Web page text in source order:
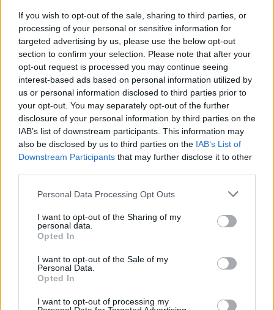
If you wish to opt-out of the sale, sharing to third parties, or
processing of your personal or sensitive information for
targeted advertising by us, please use the below opt-out
section to confirm your selection. Please note that after your
opt-out request is processed you may continue seeing
interest-based ads based on personal information utilized by
us or personal information disclosed to third parties prior to
your opt-out. You may separately opt-out of the further
disclosure of your personal information by third parties on the
IAB’s list of downstream participants. This information may
also be disclosed by us to third parties on the IAB’s List of
Downstream Participants that may further disclose it to other
Personal Data Processing Opt Outs
I want to opt-out of the Sharing of my
personal data.
Opted In
I want to opt-out of the Sale of my
Personal Data.
Opted In
I want to opt-out of processing my
Ακολουθήστε το E-Radio.gr και στο Instagram
ΔΙΑΦΗΜΙΣΗ